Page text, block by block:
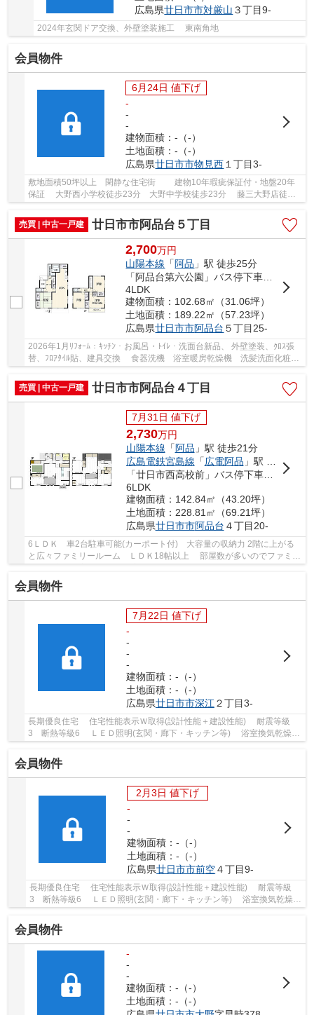
広島県廿日市市対厳山 ３丁目9-
2024年玄関ドア交換、外壁塗装施工 東南角地
会員物件
6月24日 値下げ
-
-
-
建物面積：-（-）
土地面積：-（-）
広島県廿日市市物見西 １丁目3-
敷地面積50坪以上 閑静な住宅街 建物10年瑕疵保証付・地盤20年
保証 大野西小学校徒歩23分 大野中学校徒歩23分 藤三大野店徒歩
24分 ウォンツ大野店徒歩17分 物見第１公園...
売買 | 中古一戸建
廿日市市阿品台５丁目
2,700万円
山陽本線 「阿品 」駅 徒歩25分
4LDK
建物面積：102.68㎡（31.06坪）
土地面積：189.22㎡（57.23坪）
広島県廿日市市阿品台 ５丁目25-
2026年1月ﾘﾌｫｰﾑ：ｷｯﾁﾝ・お風呂・ﾄｲﾚ・洗面台新品、 外壁塗装、ｸﾛｽ張
替、ﾌﾛｱﾀｲﾙ貼、建具交換 食器洗機 浴室暖房乾燥機 洗髪洗面化粧
台 洗浄便座 追焚給湯 ﾓﾆﾀｰ付ｲﾝﾀｰﾎﾝ 各居室...
売買 | 中古一戸建
廿日市市阿品台４丁目
7月31日 値下げ
2,730万円
山陽本線 「 阿品 」駅 徒歩21分
広島電鉄宮島線 「広電阿品 」駅 徒歩24分
「廿日市西高校前」バス停下車 徒歩3分
6LDK
建物面積：142.84㎡（43.20坪）
土地面積：228.81㎡（69.21坪）
広島県廿日市市阿品台 ４丁目20-
6ＬＤＫ 車2台駐車可能(カーポート付) 大容量の収納力 2階に上がる
と広々ファミリールーム ＬＤＫ18帖以上 部屋数が多いのでファミリ
会員物件
7月22日 値下げ
-
-
-
-
建物面積：-（-）
土地面積：-（-）
広島県廿日市市深江２丁目3-
長期優良住宅 住宅性能表示Ｗ取得(設計性能＋建設性能) 耐震等級
3 断熱等級6 ＬＥＤ照明(玄関・廊下・キッチン等) 浴室換気乾燥
会員物件
2月3日 値下げ
-
-
-
建物面積：-（-）
土地面積：-（-）
広島県廿日市市前空４丁目9-
長期優良住宅 住宅性能表示Ｗ取得(設計性能＋建設性能) 耐震等級
3 断熱等級6 ＬＥＤ照明(玄関・廊下・キッチン等) 浴室換気乾燥
会員物件
-
-
-
建物面積：-（-）
土地面積：-（-）